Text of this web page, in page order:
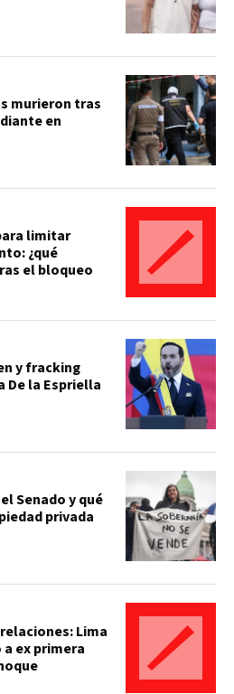
murieron tras
en
limitar
¿qué
el bloqueo
y fracking
De la Espriella
Senado y qué
privada
Lima
ex primera